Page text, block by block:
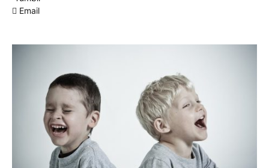
Email